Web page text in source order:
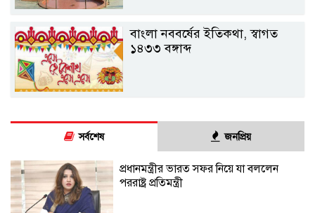
বাংলা নববর্ষের ইতিকথা, স্বাগত
১৪৩৩ বঙ্গাব্দ
সর্বশেষ জনপ্রিয়
প্রধানমন্ত্রীর ভারত সফর নিয়ে যা বললেন
পররাষ্ট্র প্রতিমন্ত্রী